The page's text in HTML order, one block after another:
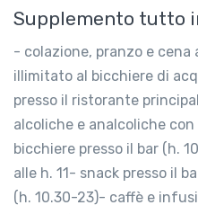
Supplemento tutto
- colazione, pranzo e
illimitato al bicchiere di
presso il ristorante
alcoliche e analcoliche
bicchiere presso il bar (h.
alle h. 11- snack presso il
(h. 10.30-23)- caffè e